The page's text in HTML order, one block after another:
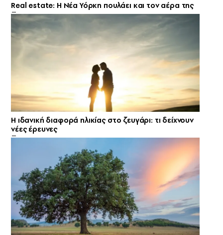
Real estate: H Νέα Υόρκη πουλάει και τον αέρα της
Η ιδανική διαφορά ηλικίας στο ζευγάρι: τι δείχνουν
νέες έρευνες